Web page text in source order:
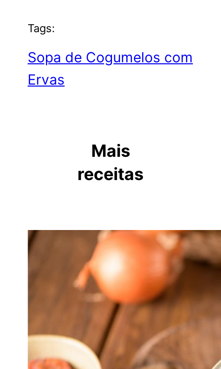
Tags:
Sopa de Cogumelos com
Ervas
Mais
receitas